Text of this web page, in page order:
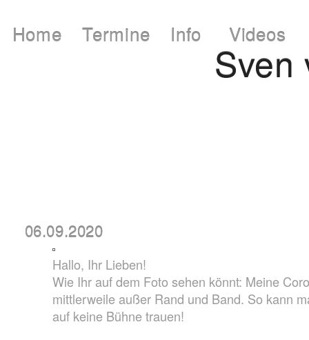
Sven
Home Termine Info Videos
06.09.2020
Hallo, Ihr Lieben!
Wie Ihr auf dem Foto sehen könnt: Meine
mittlerweile außer Rand und Band. So kann
auf keine Bühne trauen!